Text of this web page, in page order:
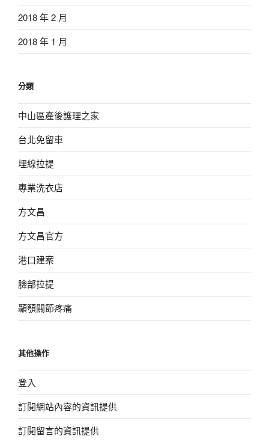
2018 年 2 月
2018 年 1 月
分類
中山區產後護理之家
台北免留車
埋線拉提
專業洗衣店
方文昌
方文昌官方
港口建案
臉部拉提
顳顎關節疼痛
其他操作
登入
訂閱網站內容的資訊提供
訂閱留言的資訊提供